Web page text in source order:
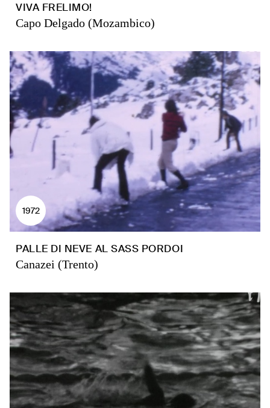
VIVA FRELIMO!
Capo Delgado (Mozambico)
1972
PALLE DI NEVE AL SASS PORDOI
Canazei (Trento)